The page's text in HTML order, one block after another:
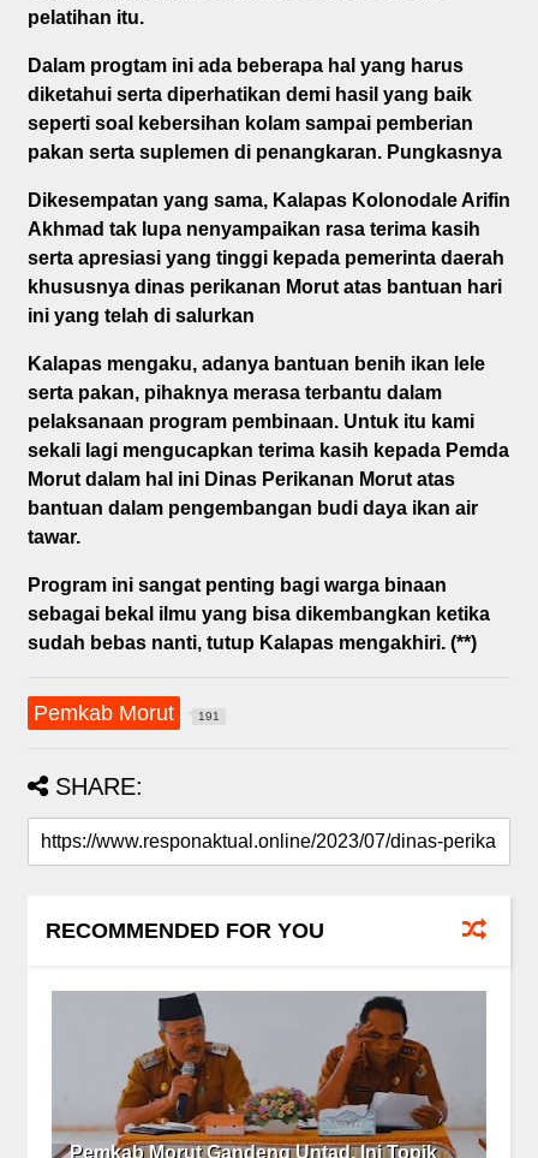
pelatihan itu.
Dalam progtam ini ada beberapa hal yang harus
diketahui serta diperhatikan demi hasil yang baik
seperti soal kebersihan kolam sampai pemberian
pakan serta suplemen di penangkaran. Pungkasnya
Dikesempatan yang sama, Kalapas Kolonodale Arifin
Akhmad tak lupa nenyampaikan rasa terima kasih
serta apresiasi yang tinggi kepada pemerinta daerah
khususnya dinas perikanan Morut atas bantuan hari
ini yang telah di salurkan
Kalapas mengaku, adanya bantuan benih ikan lele
serta pakan, pihaknya merasa terbantu dalam
pelaksanaan program pembinaan. Untuk itu kami
sekali lagi mengucapkan terima kasih kepada Pemda
Morut dalam hal ini Dinas Perikanan Morut atas
bantuan dalam pengembangan budi daya ikan air
tawar.
Program ini sangat penting bagi warga binaan
sebagai bekal ilmu yang bisa dikembangkan ketika
sudah bebas nanti, tutup Kalapas mengakhiri. (**)
Pemkab Morut 191
SHARE:
RECOMMENDED FOR YOU
Pemkab Morut Gandeng Untad, Ini Topik